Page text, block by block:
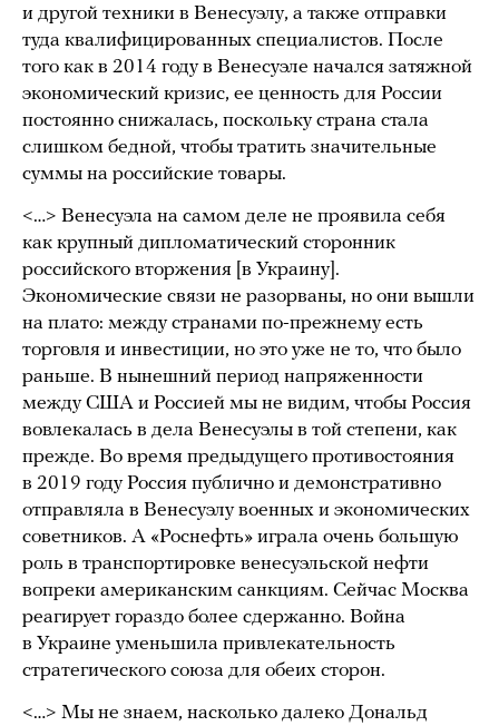
и другой техники в Венесуэлу, а также отправки
туда квалифицированных специалистов. После
того как в 2014 году в Венесуэле начался затяжной
экономический кризис, ее ценность для России
постоянно снижалась, поскольку страна стала
слишком бедной, чтобы тратить значительные
суммы на российские товары.
<…> Венесуэла на самом деле не проявила себя
как крупный дипломатический сторонник
российского вторжения [в Украину].
Экономические связи не разорваны, но они вышли
на плато: между странами по-прежнему есть
торговля и инвестиции, но это уже не то, что было
раньше. В нынешний период напряженности
между США и Россией мы не видим, чтобы Россия
вовлекалась в дела Венесуэлы в той степени, как
прежде. Во время предыдущего противостояния
в 2019 году Россия публично и демонстративно
отправляла в Венесуэлу военных и экономических
советников. А «Роснефть» играла очень большую
роль в транспортировке венесуэльской нефти
вопреки американским санкциям. Сейчас Москва
реагирует гораздо более сдержанно. Война
в Украине уменьшила привлекательность
стратегического союза для обеих сторон.
<…> Мы не знаем, насколько далеко Дональд